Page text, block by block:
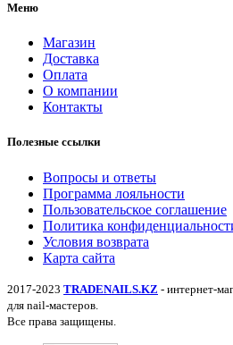
Меню
Магазин
Доставка
Оплата
О компании
Контакты
Полезные ссылки
Вопросы и ответы
Программа лояльности
Пользовательское соглашение
Политика
Условия возврата
Карта сайта
2017-2023 TRADENAILS.KZ - интернет-
для nail-мастеров.
Все права защищены.